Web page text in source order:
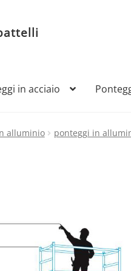
in acciaio
alluminio ponteggi in